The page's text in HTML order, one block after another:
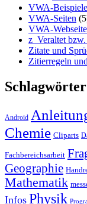
VWA-Beispiele
VWA-Seiten
VWA-
z_Veraltet
Zitate und
Zitierregeln
Schlagwörter
Android
Chemie Cliparts
Fachbereichsarbeit
Geographie
Mathematik
Infos Physik